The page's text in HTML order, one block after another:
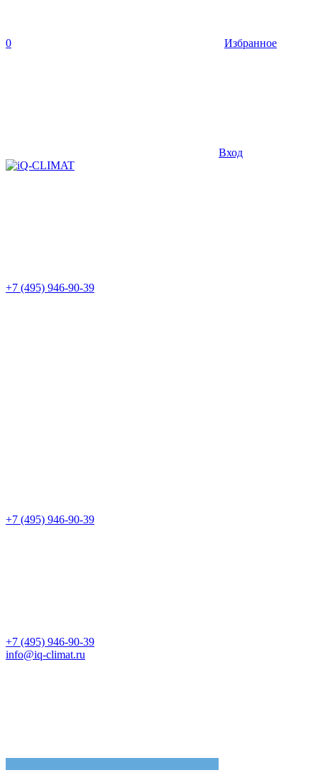
0 Избранное
Вход
+7 (495) 946-90-39
+7 (495) 946-90-39
+7 (495) 946-90-39
info@iq-climat.ru